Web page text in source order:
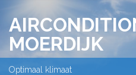
MOERDIJK
Optimaal klimaat